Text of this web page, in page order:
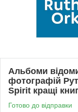
Альбоми
фотографій
Spirit кращі
Готово до відправки